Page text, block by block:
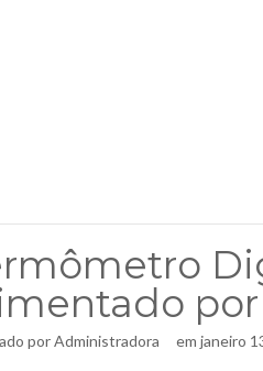
porAdministradora em janeiro